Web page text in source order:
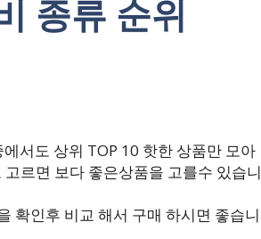
종류 순위
서도 상위 TOP 10 핫한 상품만 모아
르면 보다 좋은상품을 고를수 있습니
확인후 비교 해서 구매 하시면 좋습니